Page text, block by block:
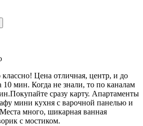
Цена отличная, центр, и до
10 мин. Когда не знали, то по каналам
сразу карту. Апартаменты
мини кухня с варочной панелью и
много, шикарная ванная
с мостиком.